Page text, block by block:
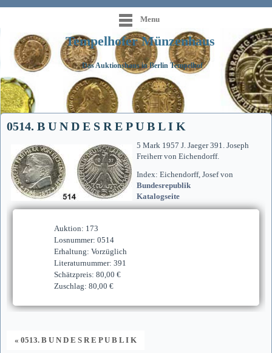
Menu
Tempelhofer Münzenhaus
Das Auktionshaus in Berlin Tempelhof
0514. B U N D E S R E P U B L I K
5 Mark 1957 J. Jaeger 391. Joseph
Freiherr von Eichendorff.
Index: Eichendorff, Josef von
Bundesrepublik
Katalogseite
Auktion: 173
Losnummer: 0514
Erhaltung: Vorzüglich
Literaturnummer: 391
Schätzpreis: 80,00 €
Zuschlag: 80,00 €
« 0513. B U N D E S R E P U B L I K